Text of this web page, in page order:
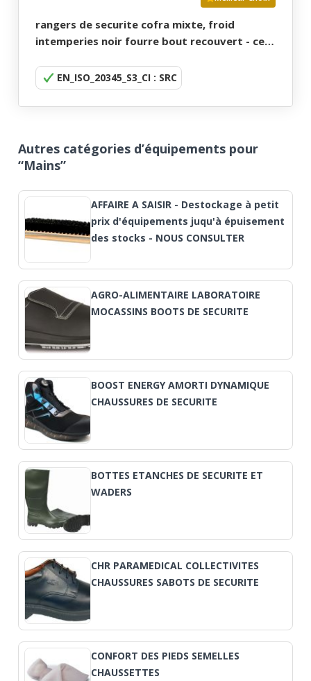
rangers de securite cofra mixte, froid
intemperies noir fourre bout recouvert - ce
EN_ISO_20345_S3_CI : SRC
Autres catégories d’équipements pour
“Mains”
AFFAIRE A SAISIR - Destockage à petit
prix d'équipements juqu'à épuisement
des stocks - NOUS CONSULTER
AGRO-ALIMENTAIRE LABORATOIRE
MOCASSINS BOOTS DE SECURITE
BOOST ENERGY AMORTI DYNAMIQUE
CHAUSSURES DE SECURITE
BOTTES ETANCHES DE SECURITE ET
WADERS
CHR PARAMEDICAL COLLECTIVITES
CHAUSSURES SABOTS DE SECURITE
CONFORT DES PIEDS SEMELLES
CHAUSSETTES